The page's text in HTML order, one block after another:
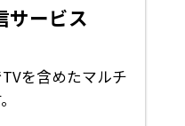
サービス
を含めたマルチ